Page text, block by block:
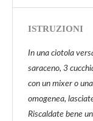
ISTRUZIONI
In una ciotola
saraceno, 3
con un mixer o
omogenea,
Riscaldate bene